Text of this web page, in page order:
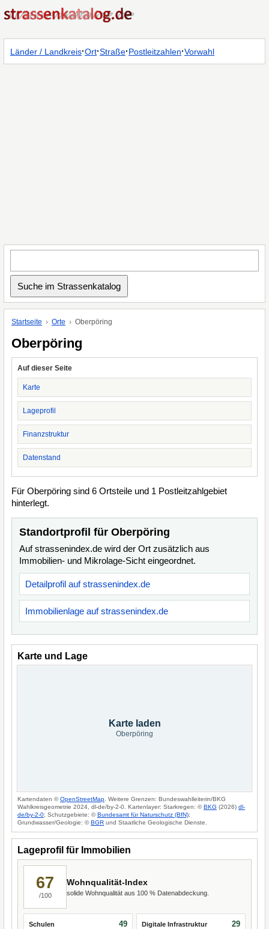
Länder / Landkreis·Ort·Straße·Postleitzahlen·Vorwahl
Startseite Orte Oberpöring
Oberpöring
Auf dieser Seite
Karte
Lageprofil
Finanzstruktur
Datenstand
Für Oberpöring sind 6 Ortsteile und 1 Postleitzahlgebiet
hinterlegt.
Standortprofil für Oberpöring
Auf strassenindex.de wird der Ort zusätzlich aus
Immobilien- und Mikrolage-Sicht eingeordnet.
Detailprofil auf strassenindex.de
Immobilienlage auf strassenindex.de
Karte und Lage
Karte laden
Oberpöring
Kartendaten ©OpenStreetMap . Weitere Grenzen: Bundeswahlleiterin/BKG
Wahlkreisgeometrie 2024, dl-de/by-2-0. Kartenlayer: Starkregen: ©BKG (2026) dl-
de/by-2-0; Schutzgebiete: ©Bundesamt für Naturschutz (BfN);
Grundwasser/Geologie: ©BGR und Staatliche Geologische Dienste.
Lageprofil für Immobilien
67
/100
Wohnqualität-Index
solide Wohnqualität aus 100 % Datenabdeckung.
Schulen 49 Digitale Infrastruktur 29